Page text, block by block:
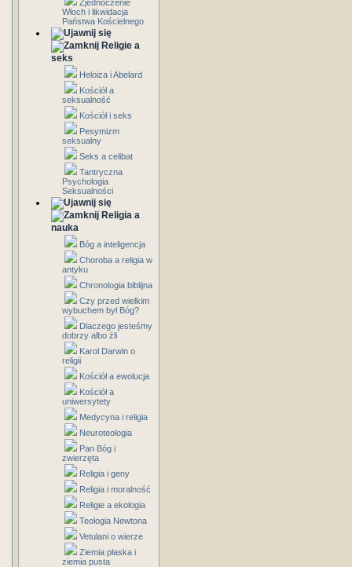
Zjednoczenie
Włoch i likwidacja
Państwa Kościelnego
Religie a
seks
Heloiza i Abelard
Kościół a
seksualność
Kościół i seks
Pesymizm
seksualny
Seks a celibat
Tantryczna
Psychologia
Seksualności
Religia a
nauka
Bóg a inteligencja
Choroba a religia w
antyku
Chronologia biblijna
Czy przed wielkim
wybuchem był Bóg?
Dlaczego jesteśmy
dobrzy albo źli
Karol Darwin o
religii
Kościół a ewolucja
Kościół a
uniwersytety
Medycyna i religia
Neuroteologia
Pan Bóg i
zwierzęta
Religia i geny
Religia i moralność
Religie a ekologia
Teologia Newtona
Vetulani o wierze
Ziemia płaska i
ziemia pusta